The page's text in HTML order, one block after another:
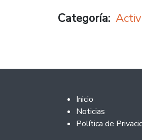
Categoría
Footer 2
Inicio
Noticias
Política de